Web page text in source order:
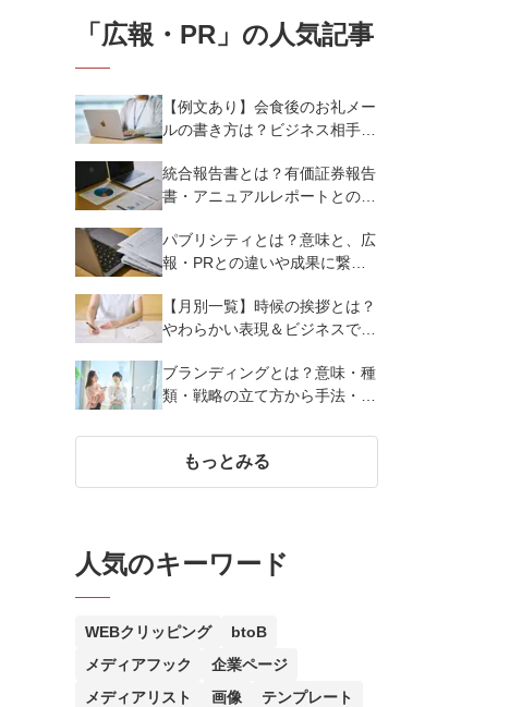
「広報・PR 」の人気記事
【例文あり】会食後のお礼メー
ルの書き方は？ビジネス相手に
トを解説
統合報告書とは？有価証券報告
書・アニュアルレポートとの違
パブリシティとは？意味と、広
報・PRとの違いや成果に繋げ
【月別一覧】時候の挨拶とは？
やわらかい表現＆ビジネスで使
挨拶・結びの言葉例文を紹介
ブランディングとは？意味・種
類・戦略の立て方から手法・成
底解説【成功事例あり】
もっとみる
人気のキーワード
WEBクリッピング
btoB
メディアフック
企業ページ
メディアリスト
画像
テンプレート